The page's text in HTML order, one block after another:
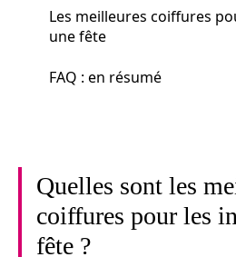
Les meilleures coiffures
une fête
FAQ : en résumé
Quelles sont les
coiffures pour les
fête ?